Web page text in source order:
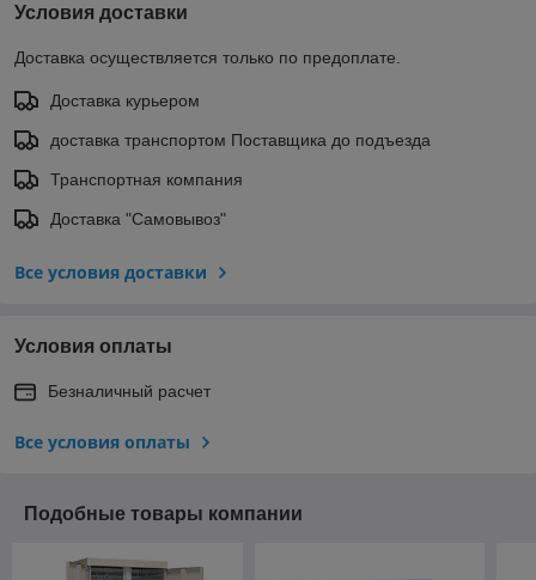
Условия доставки
Доставка осуществляется только по предоплате.
Доставка курьером
доставка транспортом Поставщика до подъезда
Транспортная компания
Доставка "Самовывоз"
Все условия доставки
Условия оплаты
Безналичный расчет
Все условия оплаты
Подобные товары компании